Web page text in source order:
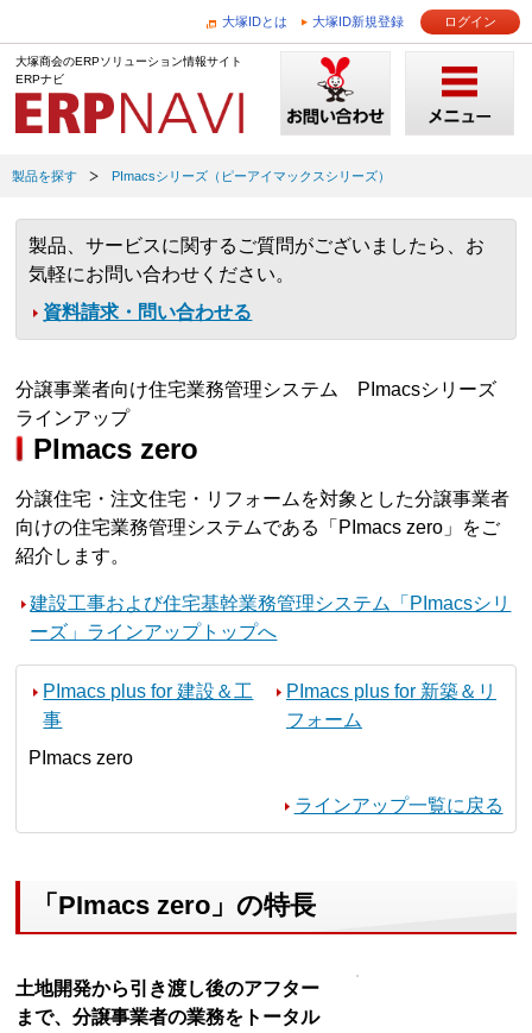
大塚IDとは 大塚ID新規登録 ログイン
大塚商会のERPソリューション情報サイト
ERPナビ
製品を探す PImacsシリーズ（ピーアイマックスシリーズ）
製品、サービスに関するご質問がございましたら、お
気軽にお問い合わせください。
資料請求・問い合わせる
分譲事業者向け住宅業務管理システム PImacsシリーズ
ラインアップ
PImacs zero
分譲住宅・注文住宅・リフォームを対象とした分譲事業者
向けの住宅業務管理システムである「PImacs zero」をご
紹介します。
建設工事および住宅基幹業務管理システム「PImacsシリ
ーズ」ラインアップトップへ
PImacs plus for 建設＆工
事
PImacs plus for 新築＆リ
フォーム
PImacs zero
ラインアップ一覧に戻る
「PImacs zero」の特長
土地開発から引き渡し後のアフター
まで、分譲事業者の業務をトータル